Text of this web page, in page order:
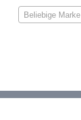
Beliebige Marke